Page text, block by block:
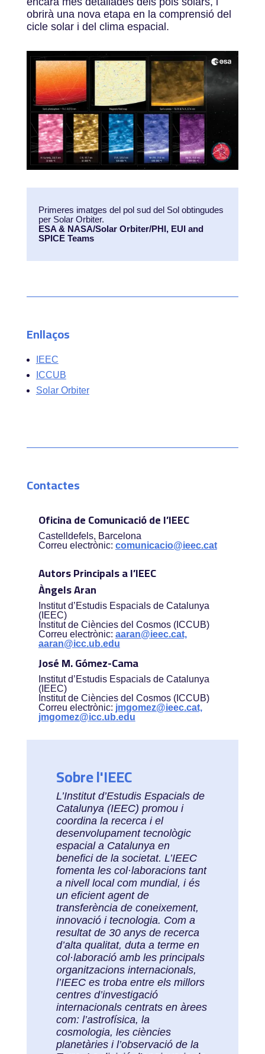
obrirà una nova etapa en la comprensió del
cicle solar i del clima espacial.
Primeres imatges del pol sud del Sol obtingudes
per Solar Orbiter.
ESA & NASA/Solar Orbiter/PHI, EUI and
SPICE Teams
Enllaços
IEEC
ICCUB
Solar Orbiter
Contactes
Oficina de Comunicació de l’IEEC
Castelldefels, Barcelona
Correu electrònic: comunicacio@ieec.cat
Autors Principals a l’IEEC
Àngels Aran
Institut d’Estudis Espacials de Catalunya
(IEEC)
Institut de Ciències del Cosmos (ICCUB)
Correu electrònic: aaran@ieec.cat,
aaran@icc.ub.edu
José M. Gómez-Cama
Institut d’Estudis Espacials de Catalunya
(IEEC)
Institut de Ciències del Cosmos (ICCUB)
Correu electrònic: jmgomez@ieec.cat,
jmgomez@icc.ub.edu
Sobre l'IEEC
L’Institut d’Estudis Espacials de
Catalunya (IEEC) promou i
coordina la recerca i el
desenvolupament tecnològic
espacial a Catalunya en
benefici de la societat. L’IEEC
fomenta les col·laboracions tant
a nivell local com mundial, i és
un eficient agent de
transferència de coneixement,
innovació i tecnologia. Com a
resultat de 30 anys de recerca
d’alta qualitat, duta a terme en
col·laboració amb les principals
organitzacions internacionals,
l’IEEC es troba entre els millors
centres d’investigació
internacionals centrats en àrees
com: l’astrofísica, la
cosmologia, les ciències
planetàries i l’observació de la